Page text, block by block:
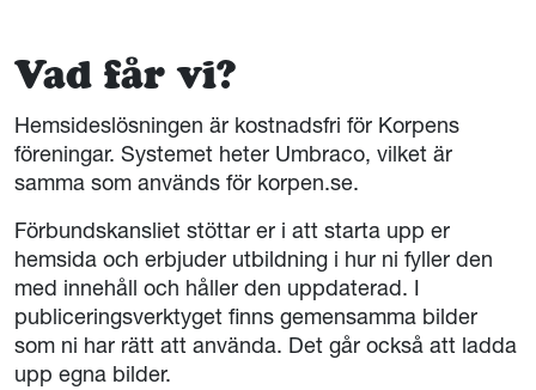
Vad får vi?
Hemsideslösningen är kostnadsfri för Korpens
föreningar. Systemet heter Umbraco, vilket är
samma som används för korpen.se.
Förbundskansliet stöttar er i att starta upp er
hemsida och erbjuder utbildning i hur ni fyller den
med innehåll och håller den uppdaterad. I
publiceringsverktyget finns gemensamma bilder
som ni har rätt att använda. Det går också att ladda
upp egna bilder.